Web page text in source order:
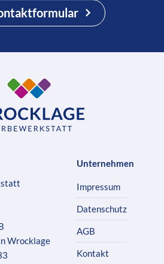
Wrocklage
Unternehmen
Impressum
Datenschutz
AGB
Kontakt